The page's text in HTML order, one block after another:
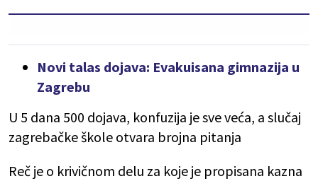
Novi talas dojava: Evakuisana gimnazija u
Zagrebu
U 5 dana 500 dojava, konfuzija je sve veća, a slučaj
zagrebačke škole otvara brojna pitanja
Reč je o krivičnom delu za koje je propisana kazna